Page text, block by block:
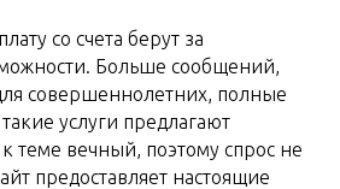
со счета берут за
Больше сообщений,
совершеннолетних, полные
услуги предлагают
теме вечный, поэтому спрос не
предоставляет настоящие